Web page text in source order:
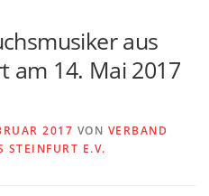
DOWNLOADS
aus
am 14. Mai 2017
2017 VON VERBAND
STEINFURT E.V.